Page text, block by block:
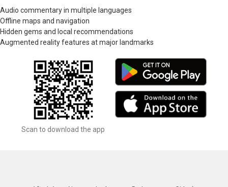
Audio commentary in multiple languages
Offline maps and navigation
Hidden gems and local recommendations
Augmented reality features at major landmarks
Scan to download the app